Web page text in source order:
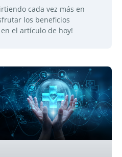
cada vez más en
los beneficios
el artículo de hoy!